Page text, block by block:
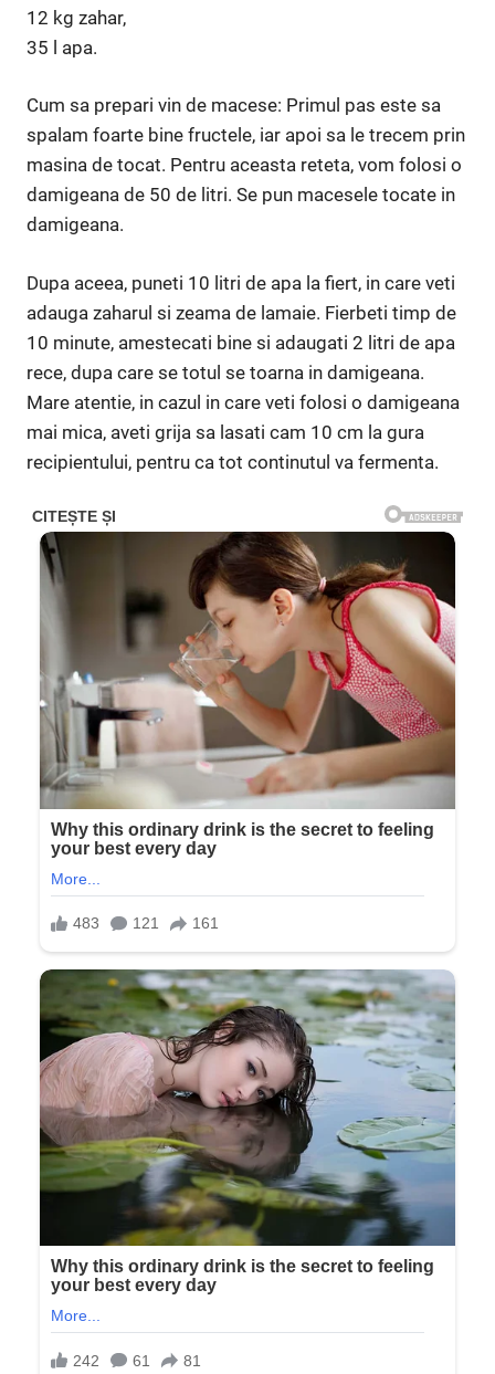
12 kg zahar,
35 l apa.
Cum sa prepari vin de macese: Primul pas este sa
spalam foarte bine fructele, iar apoi sa le trecem prin
masina de tocat. Pentru aceasta reteta, vom folosi o
damigeana de 50 de litri. Se pun macesele tocate in
damigeana.
Dupa aceea, puneti 10 litri de apa la fiert, in care veti
adauga zaharul si zeama de lamaie. Fierbeti timp de
10 minute, amestecati bine si adaugati 2 litri de apa
rece, dupa care se totul se toarna in damigeana.
Mare atentie, in cazul in care veti folosi o damigeana
mai mica, aveti grija sa lasati cam 10 cm la gura
recipientului, pentru ca tot continutul va fermenta.